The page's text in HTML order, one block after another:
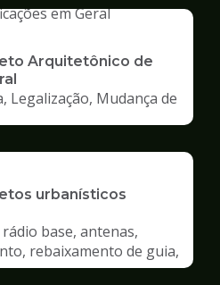
Arquitetônico de
Legalização, Mudança de
urbanísticos
base, antenas,
rebaixamento de guia,